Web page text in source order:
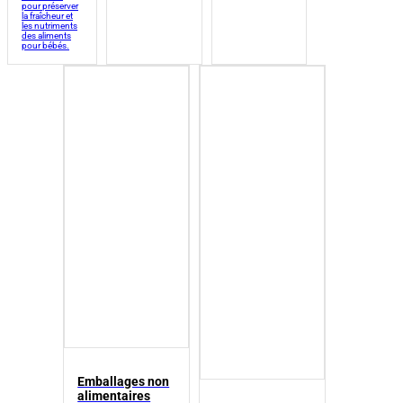
pour préserver
la fraîcheur et
les nutriments
des aliments
pour bébés.
Emballages non
alimentaires